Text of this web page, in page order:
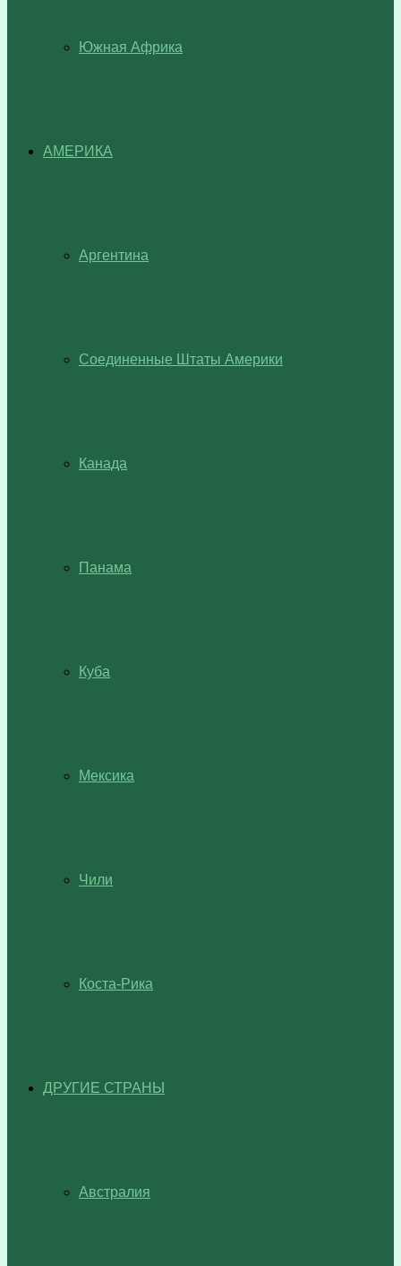
Южная Африка
АМЕРИКА
Аргентина
Соединенные Штаты Америки
Канада
Панама
Куба
Мексика
Чили
Коста-Рика
ДРУГИЕ СТРАНЫ
Австралия